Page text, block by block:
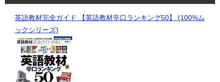
英語教材完全ガイド 【英語教材辛口ランキング50】 (100%ム
ックシリーズ)